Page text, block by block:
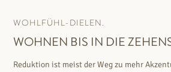
WOHLFÜHL-DIELEN.
WOHNEN BIS IN DIE
Reduktion ist meist der Weg zu mehr